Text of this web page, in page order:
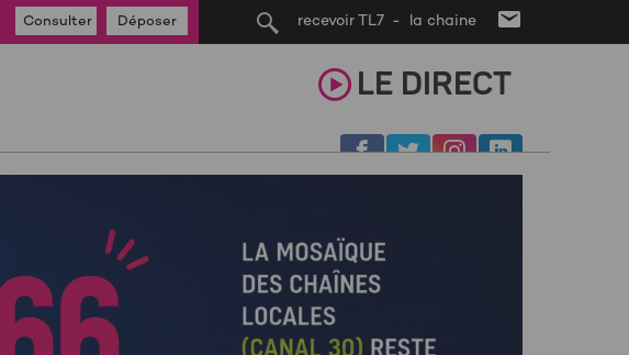
recevoir TL7 - la chaine
Consulter Déposer
LE DIRECT